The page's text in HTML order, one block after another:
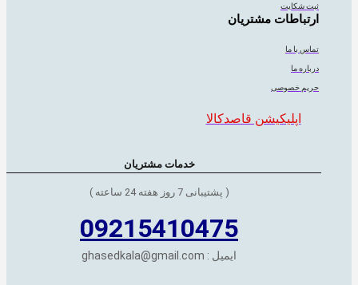
ثبت شکایت
ارتباطات مشتریان
تماس با ما
درباره ما
حریم خصوصی
اپلیکیشن قاصدکالا
خدمات مشتریان
( پشتیبانی 7 روز هفته 24 ساعته )
09215410475
ایمیل : ghasedkala@gmail.com